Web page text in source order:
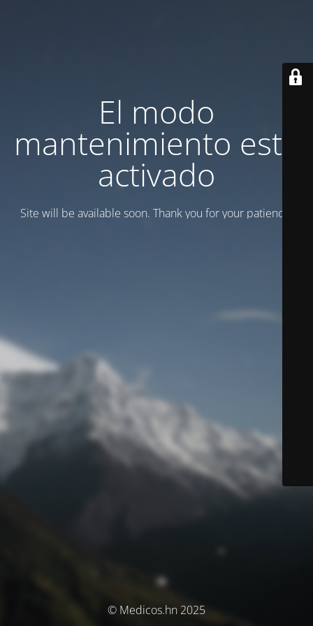
El modo
mantenimiento está
activado
Site will be available soon. Thank you for your patience!
© Medicos.hn 2025